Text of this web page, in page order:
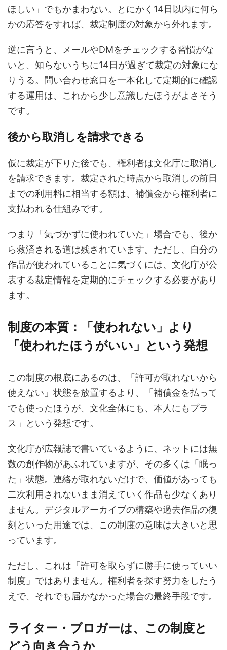
ほしい」でもかまわない。とにかく14日以内に何ら
かの応答をすれば、裁定制度の対象から外れます。
逆に言うと、メールやDMをチェックする習慣がな
いと、知らないうちに14日が過ぎて裁定の対象にな
りうる。問い合わせ窓口を一本化して定期的に確認
する運用は、これから少し意識したほうがよさそう
です。
後から取消しを請求できる
仮に裁定が下りた後でも、権利者は文化庁に取消し
を請求できます。裁定された時点から取消しの前日
までの利用料に相当する額は、補償金から権利者に
支払われる仕組みです。
つまり「気づかずに使われていた」場合でも、後か
ら救済される道は残されています。ただし、自分の
作品が使われていることに気づくには、文化庁が公
表する裁定情報を定期的にチェックする必要があり
ます。
制度の本質：「使われない」より
「使われたほうがいい」という発想
この制度の根底にあるのは、「許可が取れないから
使えない」状態を放置するより、「補償金を払って
でも使ったほうが、文化全体にも、本人にもプラ
ス」という発想です。
文化庁が広報誌で書いているように、ネットには無
数の創作物があふれていますが、その多くは「眠っ
た」状態。連絡が取れないだけで、価値があっても
二次利用されないまま消えていく作品も少なくあり
ません。デジタルアーカイブの構築や過去作品の復
刻といった用途では、この制度の意味は大きいと思
っています。
ただし、これは「許可を取らずに勝手に使っていい
制度」ではありません。権利者を探す努力をしたう
えで、それでも届かなかった場合の最終手段です。
ライター・ブロガーは、この制度と
どう向き合うか